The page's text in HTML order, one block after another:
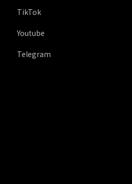
TikTok
Youtube
Telegram